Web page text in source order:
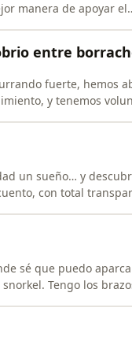
manera de apoyar el
entre
fuerte, hemos
y tenemos
un sueño… y
con total
sé que puedo
Tengo los